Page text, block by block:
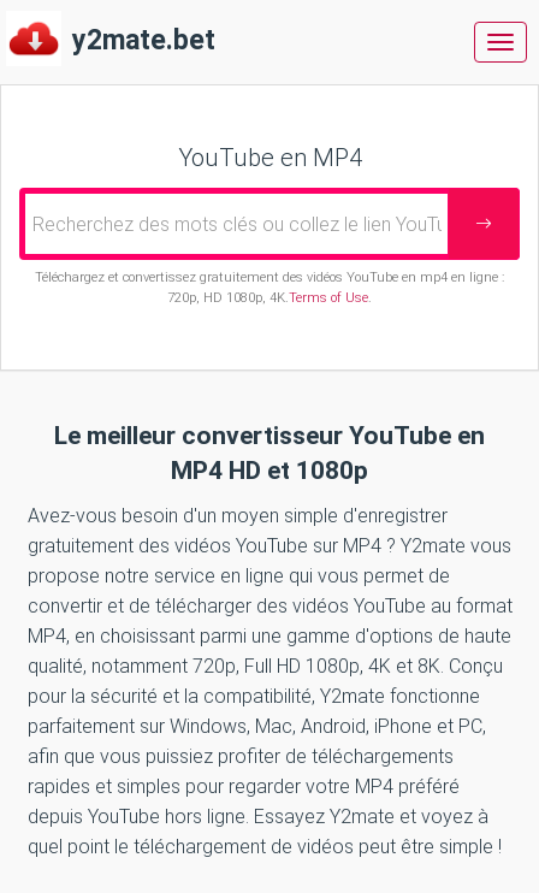
y2mate.bet
YouTube en MP4
Téléchargez et convertissez gratuitement des vidéos YouTube en mp4 en ligne :
720p, HD 1080p, 4K.Terms of Use.
Le meilleur convertisseur YouTube en
MP4 HD et 1080p
Avez-vous besoin d'un moyen simple d'enregistrer
gratuitement des vidéos YouTube sur MP4 ? Y2mate vous
propose notre service en ligne qui vous permet de
convertir et de télécharger des vidéos YouTube au format
MP4, en choisissant parmi une gamme d'options de haute
qualité, notamment 720p, Full HD 1080p, 4K et 8K. Conçu
pour la sécurité et la compatibilité, Y2mate fonctionne
parfaitement sur Windows, Mac, Android, iPhone et PC,
afin que vous puissiez profiter de téléchargements
rapides et simples pour regarder votre MP4 préféré
depuis YouTube hors ligne. Essayez Y2mate et voyez à
quel point le téléchargement de vidéos peut être simple !